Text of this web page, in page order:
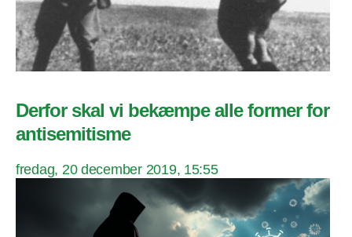
Derfor skal vi bekæmpe alle former for
antisemitisme
fredag, 20 december 2019, 15:55